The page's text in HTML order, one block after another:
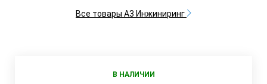
Все товары А3 Инжиниринг
В НАЛИЧИИ